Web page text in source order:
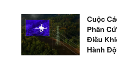
Cuộc
Phần
Điều
Hành